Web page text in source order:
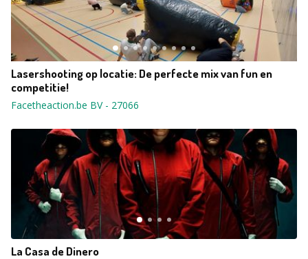
Lasershooting op locatie: De perfecte mix van fun en
competitie!
Facetheaction.be BV- 27066
La Casa de Dinero